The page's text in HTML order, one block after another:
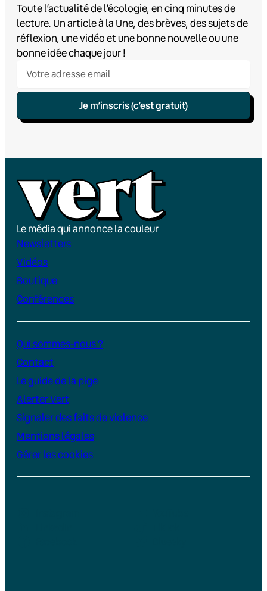
Toute l’actualité de l’écologie, en cinq minutes de
lecture. Un article à la Une, des brèves, des sujets de
réflexion, une vidéo et une bonne nouvelle ou une
bonne idée chaque jour !
Je m’inscris (c’est gratuit)
Le média qui annonce la couleur
Newsletters
Vidéos
Boutique
Conférences
Qui sommes-nous ?
Contact
Le guide de la pige
Alerter Vert
Signaler des faits de violence
Mentions légales
Gérer les cookies